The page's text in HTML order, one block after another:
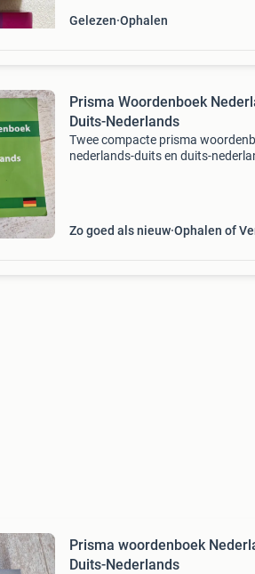
Gelezen Ophalen
Prisma Woordenboek
Duits-Nederlands
Twee compacte prisma
nederlands-duits en duits-
Zo goed als nieuw Ophalen of
Prisma woordenboek
Duits-Nederlands